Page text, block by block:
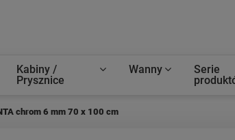
Kabiny /
Prysznice
Wanny
Serie
chrom 6 mm 70 x 100 cm